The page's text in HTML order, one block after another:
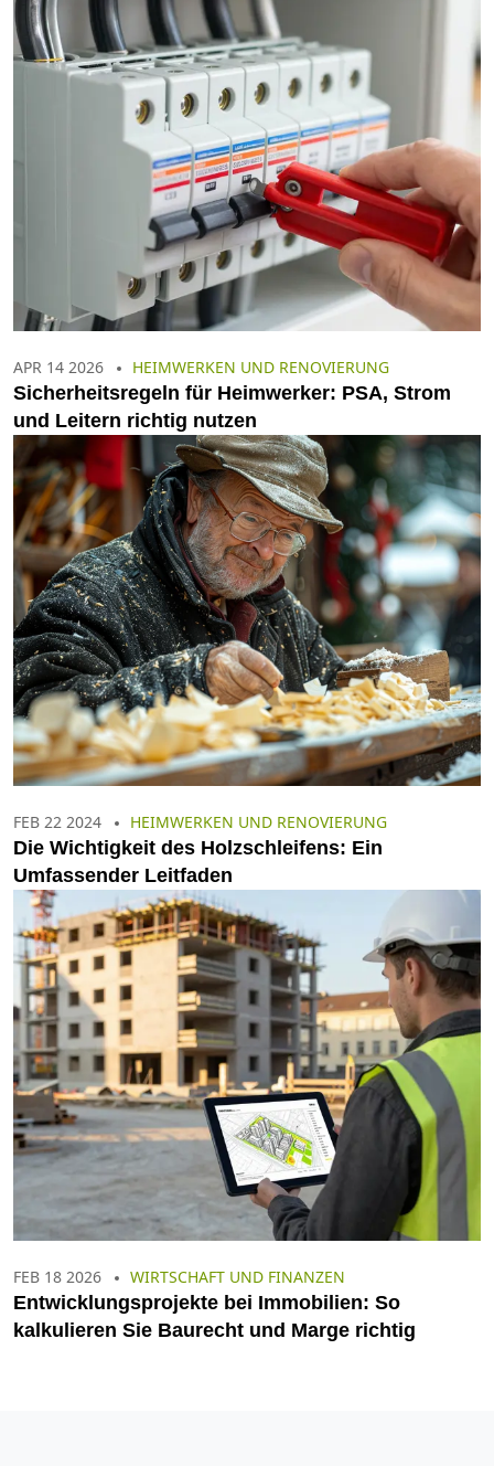
APR 14 2026 HEIMWERKEN UND RENOVIERUNG
Sicherheitsregeln für Heimwerker: PSA, Strom
und Leitern richtig nutzen
FEB 22 2024 HEIMWERKEN UND RENOVIERUNG
Die Wichtigkeit des Holzschleifens: Ein
Umfassender Leitfaden
FEB 18 2026 WIRTSCHAFT UND FINANZEN
Entwicklungsprojekte bei Immobilien: So
kalkulieren Sie Baurecht und Marge richtig